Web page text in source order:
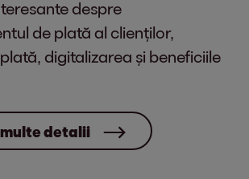
despre
de plată al clienților,
digitalizarea și beneficiile
detalii